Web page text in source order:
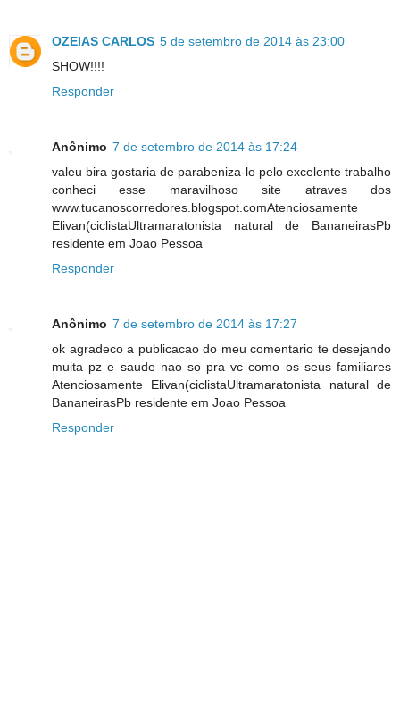
OZEIAS CARLOS 5 de setembro de 2014 às 23:00
SHOW!!!!
Responder
Anônimo 7 de setembro de 2014 às 17:24
valeu bira gostaria de parabeniza-lo pelo excelente trabalho
conheci esse maravilhoso site atraves dos
www.tucanoscorredores.blogspot.comAtenciosamente
Elivan(ciclistaUltramaratonista natural de BananeirasPb
residente em Joao Pessoa
Responder
Anônimo 7 de setembro de 2014 às 17:27
ok agradeco a publicacao do meu comentario te desejando
muita pz e saude nao so pra vc como os seus familiares
Atenciosamente Elivan(ciclistaUltramaratonista natural de
BananeirasPb residente em Joao Pessoa
Responder